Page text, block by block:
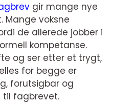
gir mange nye
Mange voksne
de allerede jobber i
kompetanse.
og ser etter et trygt,
for begge er
forutsigbar og
fagbrevet.